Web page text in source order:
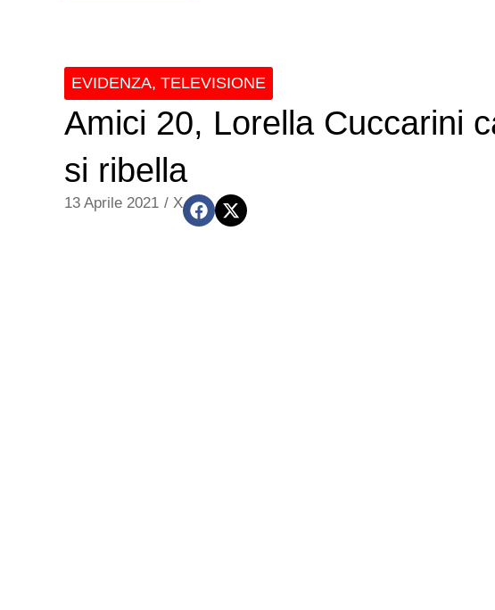
EVIDENZA, TELEVISIONE
Amici 20, Lorella Cuccarini
si ribella
13 Aprile 2021 / X